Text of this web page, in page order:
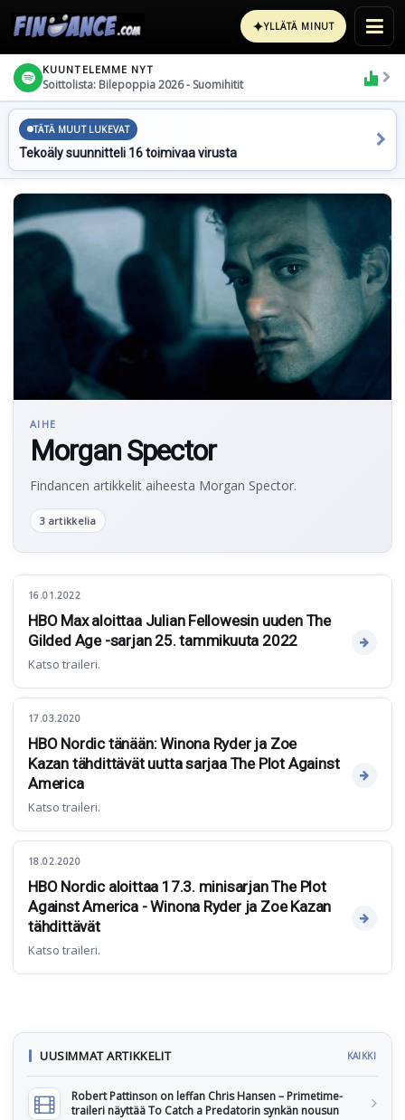
✦YLLÄTÄ MINUT
KUUNTELEMME NYT
Soittolista: Bilepoppia 2026 - Suomihitit
TÄTÄ MUUT LUKEVAT
Tekoäly suunnitteli 16 toimivaa virusta
AIHE
Morgan Spector
Findancen artikkelit aiheesta Morgan Spector.
3 artikkelia
16.01.2022
HBO Max aloittaa Julian Fellowesin uuden The
Gilded Age -sarjan 25. tammikuuta 2022
Katso traileri.
17.03.2020
HBO Nordic tänään: Winona Ryder ja Zoe
Kazan tähdittävät uutta sarjaa The Plot Against
America
Katso traileri.
18.02.2020
HBO Nordic aloittaa 17.3. minisarjan The Plot
Against America - Winona Ryder ja Zoe Kazan
tähdittävät
Katso traileri.
UUSIMMAT ARTIKKELIT KAIKKI
Robert Pattinson on leffan Chris Hansen – Primetime-
traileri näyttää To Catch a Predatorin synkän nousun